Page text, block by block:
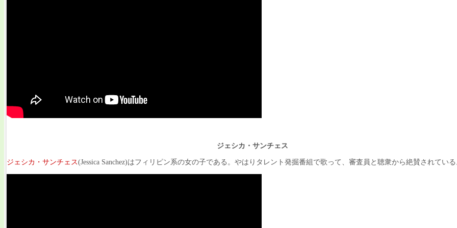
ジェシカ・サンチェス
ジェシカ・サンチェス(Jessica Sanchez)はフィリピン系の女の子である。やはりタレント発掘番組で歌って、審査員と聴衆から絶賛されてい